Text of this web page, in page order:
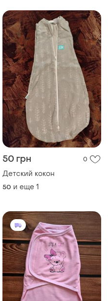
50 грн 0
Детский кокон
50 и еще 1